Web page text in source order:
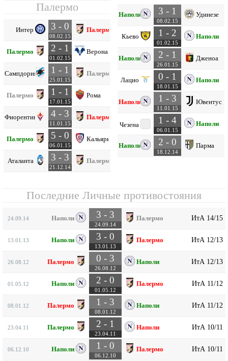
Палермо
Интер 3 - 0
08.02.15
Палермо
Палермо 2 - 1
01.02.15
Верона
Сампдория 1 - 1
25.01.15
Палермо
Палермо 1 - 1
17.01.15
Рома
Фиорентина 4 - 3
11.01.15
Палермо
Палермо 5 - 0
06.01.15
Кальяри
Аталанта 3 - 3
21.12.14
Палермо
Наполи 3 - 1
08.02.15
Удинезе
Кьево 1 - 2
01.02.15
Наполи
Наполи 2 - 1
26.01.15
Дженоа
Лацио 0 - 1
18.01.15
Наполи
Наполи 1 - 3
11.01.15
Ювентус
Чезена 1 - 4
06.01.15
Наполи
Наполи 2 - 0
18.12.14
Парма
Последние Личные противостояния
24.09.14 Наполи 3 - 3
24.09.14
Палермо ИтА 14/15
13.01.13 Наполи 3 - 0
13.01.13
Палермо ИтА 12/13
26.08.12 Палермо 0 - 3
26.08.12
Наполи ИтА 12/13
01.05.12 Наполи 2 - 0
01.05.12
Палермо ИтА 11/12
08.01.12 Палермо 1 - 3
08.01.12
Наполи ИтА 11/12
23.04.11 Палермо 2 - 1
23.04.11
Наполи ИтА 10/11
06.12.10 Наполи 1 - 0
06.12.10
Палермо ИтА 10/11